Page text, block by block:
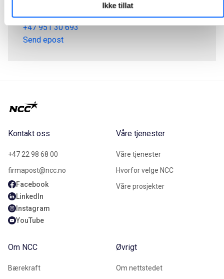
Ikke tillat
Manager, Media Relations Norway, NCC Group
+47 951 30 693
Send epost
Kontakt oss
+47 22 98 68 00
firmapost@ncc.no
Facebook
LinkedIn
Instagram
YouTube
Våre tjenester
Våre tjenester
Hvorfor velge NCC
Våre prosjekter
Om NCC
Bærekraft
Øvrigt
Om nettstedet